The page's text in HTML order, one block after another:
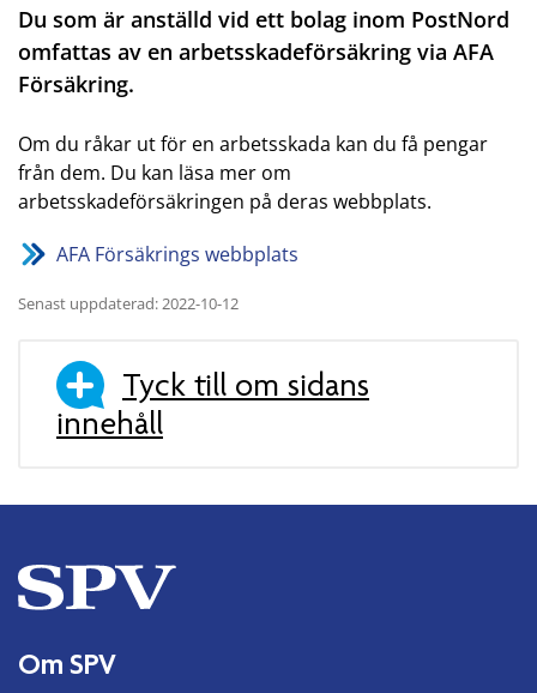
Du som är anställd vid ett bolag inom PostNord
omfattas av en arbetsskadeförsäkring via AFA
Försäkring.
Om du råkar ut för en arbetsskada kan du få pengar
från dem. Du kan läsa mer om
arbetsskadeförsäkringen på deras webbplats.
AFA Försäkrings webbplats
Senast uppdaterad: 2022-10-12
Tyck till om sidans
innehåll
Om SPV